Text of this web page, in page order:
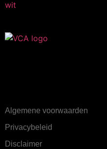
Algemene voorwaarden
Privacybeleid
Disclaimer